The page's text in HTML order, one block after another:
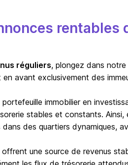
rentables
réguliers, plongez dans
avant exclusivement des
immobilier en
stables et constants.
dans des quartiers dynamiques,
offrent une source de revenus